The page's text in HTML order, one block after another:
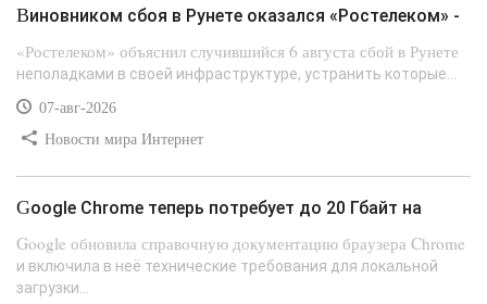
Виновником сбоя в Рунете оказался «Ростелеком» -
«Ростелеком» объяснил случившийся 6 августа сбой в Рунете
неполадками в своей инфраструктуре, устранить которые...
07-авг-2026
Новости мира Интернет
Google Chrome теперь потребует до 20 Гбайт на
Google обновила справочную документацию браузера Chrome
и включила в неё технические требования для локальной
загрузки...